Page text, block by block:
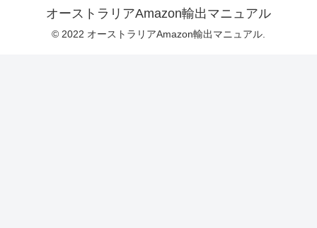
オーストラリアAmazon輸出マニュアル
© 2022 オーストラリアAmazon輸出マニュアル.